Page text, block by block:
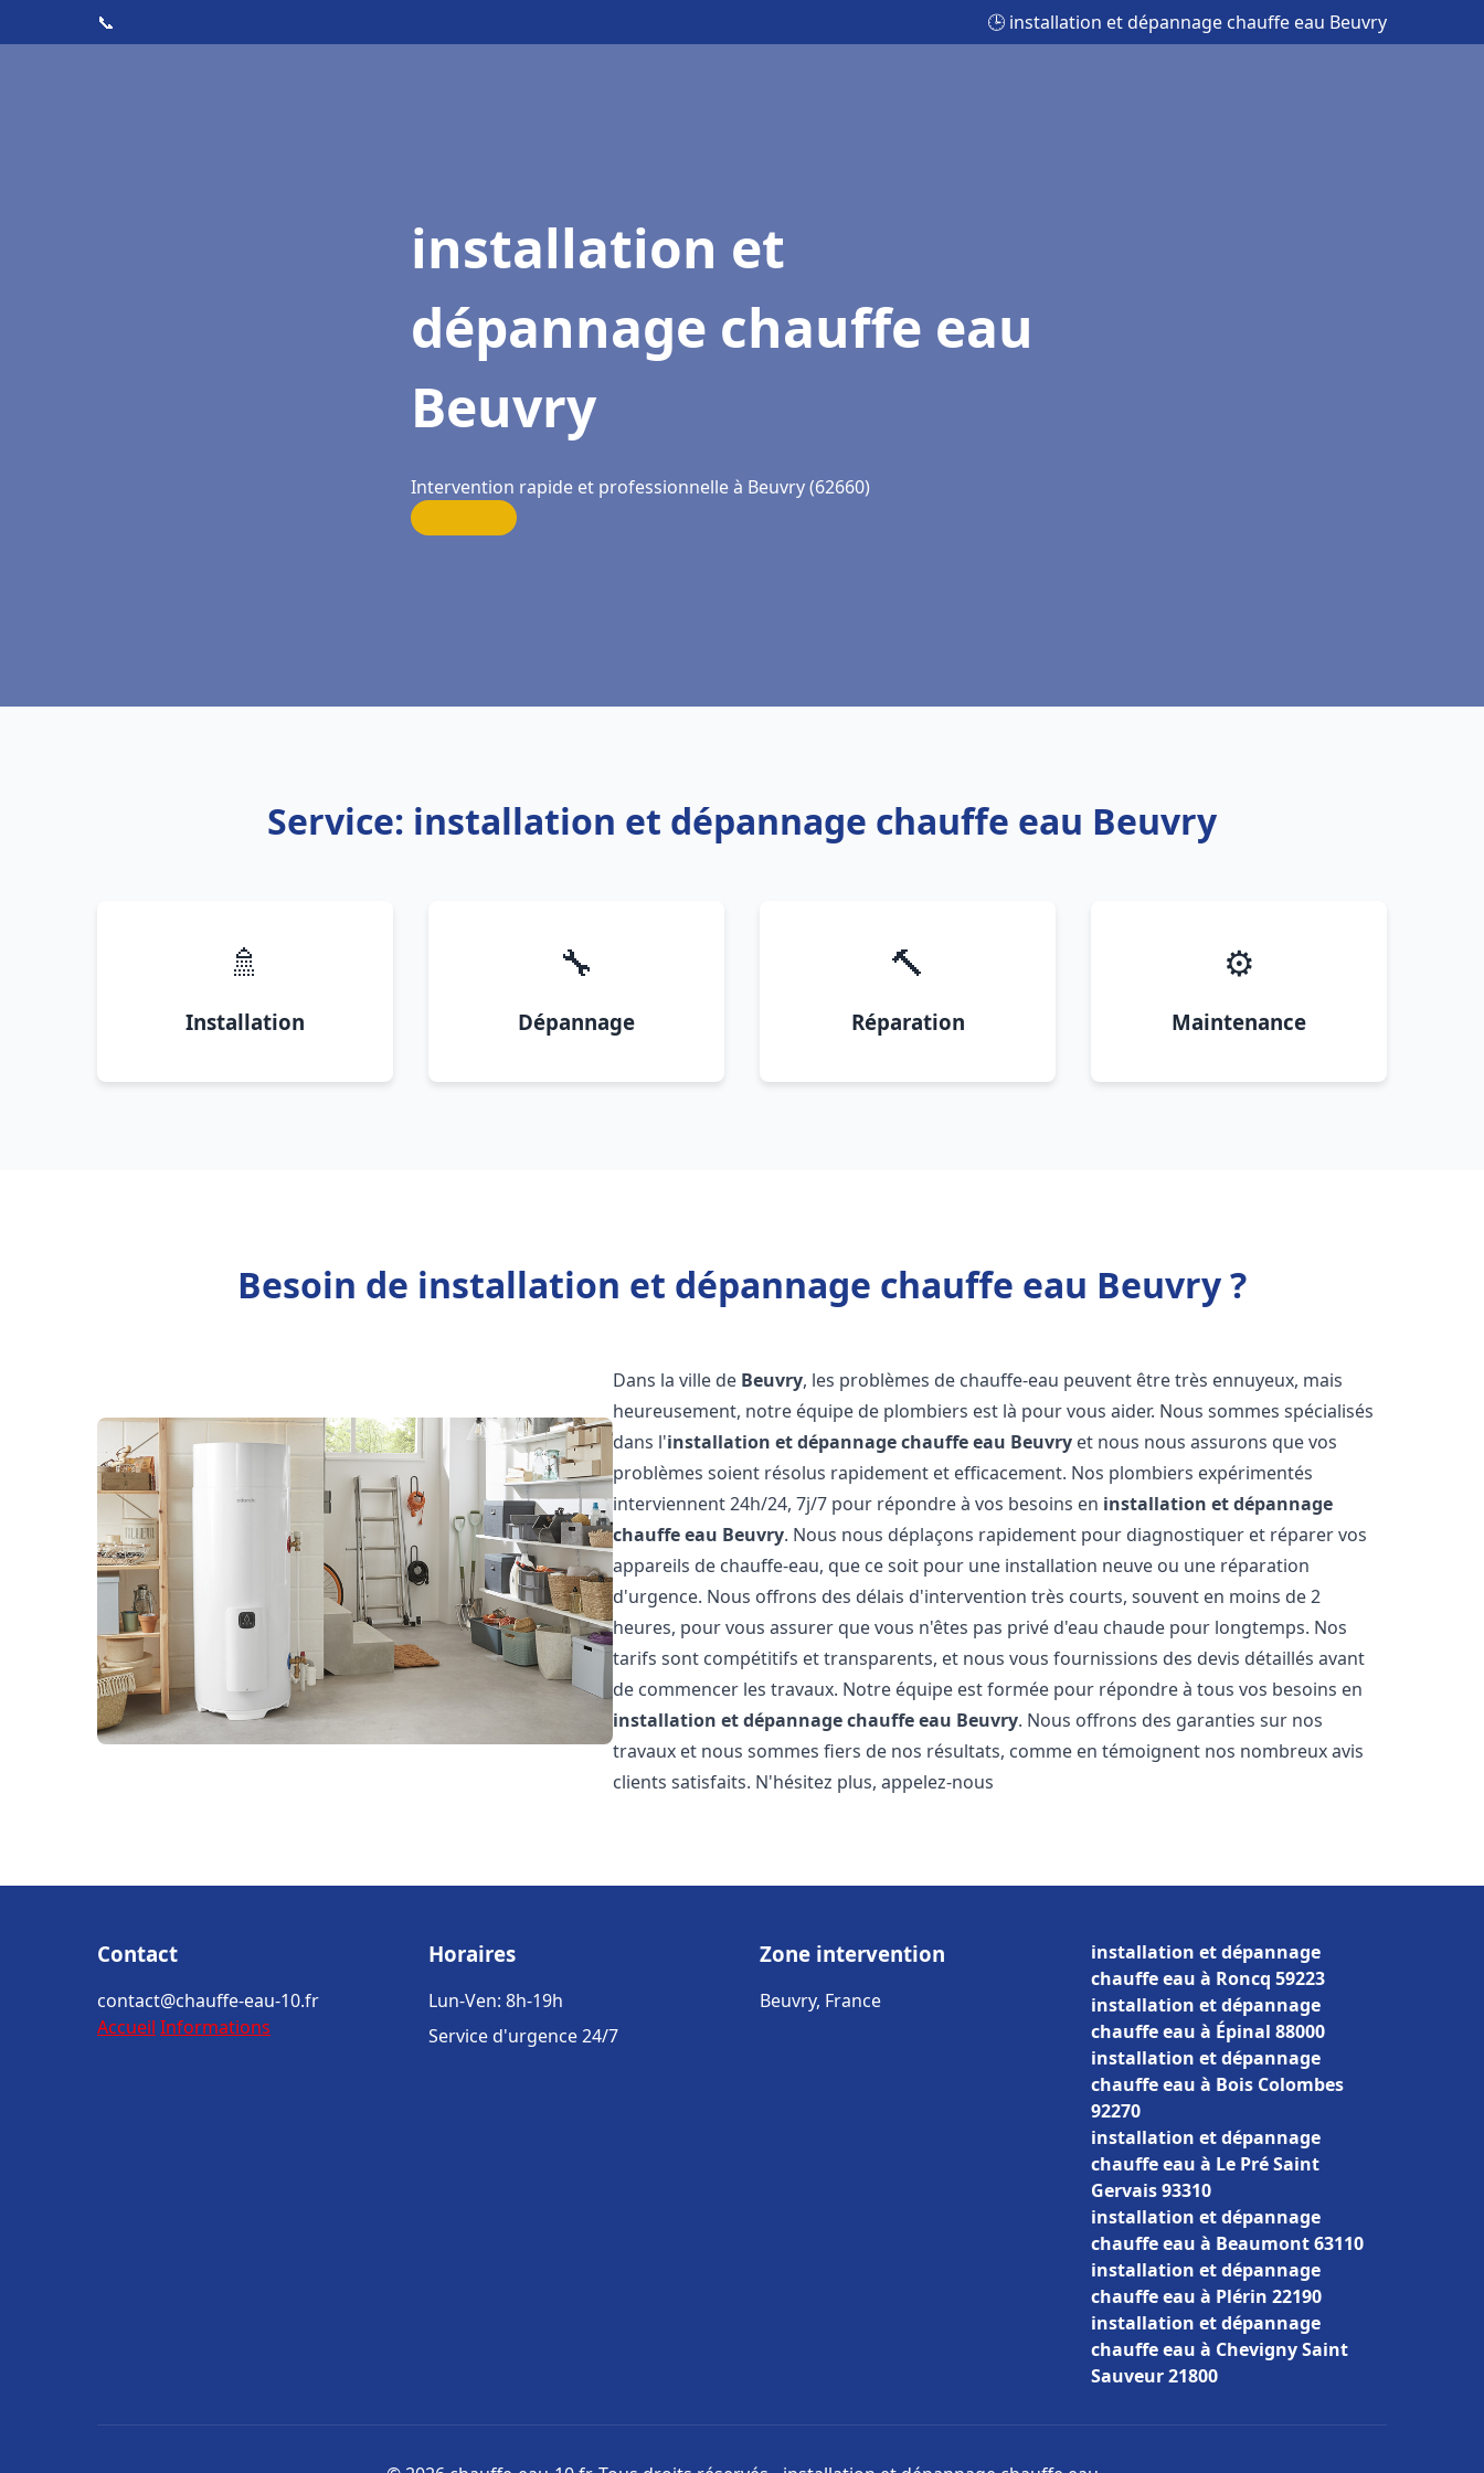
📞 🕒 installation et dépannage chauffe eau Beuvry
installation et
dépannage chauffe eau
Beuvry
Intervention rapide et professionnelle à Beuvry (62660)
Service: installation et dépannage chauffe eau Beuvry
🚿
Installation
🔧
Dépannage
🔨
Réparation
⚙️
Maintenance
Besoin de installation et dépannage chauffe eau Beuvry ?
Dans la ville de Beuvry, les problèmes de chauffe-eau peuvent être très ennuyeux, mais
heureusement, notre équipe de plombiers est là pour vous aider. Nous sommes spécialisés
dans l'installation et dépannage chauffe eau Beuvry et nous nous assurons que vos
problèmes soient résolus rapidement et efficacement. Nos plombiers expérimentés
interviennent 24h/24, 7j/7 pour répondre à vos besoins en installation et dépannage
chauffe eau Beuvry. Nous nous déplaçons rapidement pour diagnostiquer et réparer vos
appareils de chauffe-eau, que ce soit pour une installation neuve ou une réparation
d'urgence. Nous offrons des délais d'intervention très courts, souvent en moins de 2
heures, pour vous assurer que vous n'êtes pas privé d'eau chaude pour longtemps. Nos
tarifs sont compétitifs et transparents, et nous vous fournissions des devis détaillés avant
de commencer les travaux. Notre équipe est formée pour répondre à tous vos besoins en
installation et dépannage chauffe eau Beuvry. Nous offrons des garanties sur nos
travaux et nous sommes fiers de nos résultats, comme en témoignent nos nombreux avis
clients satisfaits. N'hésitez plus, appelez-nous
Contact
contact@chauffe-eau-10.fr
Accueil Informations
Horaires
Lun-Ven: 8h-19h
Service d'urgence 24/7
Zone intervention
Beuvry, France
installation et dépannage
chauffe eau à Roncq 59223
installation et dépannage
chauffe eau à Épinal 88000
installation et dépannage
chauffe eau à Bois Colombes
92270
installation et dépannage
chauffe eau à Le Pré Saint
Gervais 93310
installation et dépannage
chauffe eau à Beaumont 63110
installation et dépannage
chauffe eau à Plérin 22190
installation et dépannage
chauffe eau à Chevigny Saint
Sauveur 21800